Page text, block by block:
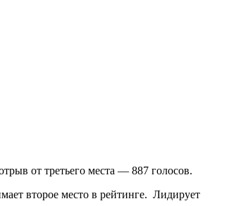
от третьего места — 887 голосов.
второе место в рейтинге. Лидирует